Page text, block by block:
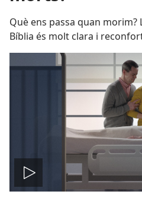
Què ens passa quan morim?
Bíblia és molt clara i
Reproduir